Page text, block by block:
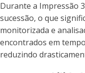
Durante a Impressão
sucessão, o que
monitorizada e
encontrados em
reduzindo